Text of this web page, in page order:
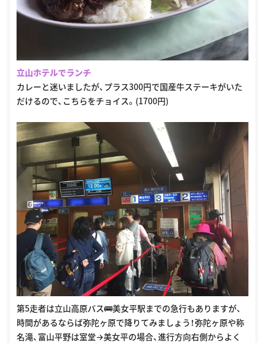
立山ホテルでランチ
カレーと迷いましたが、プラス300円で国産牛ステーキがいた
だけるので、こちらをチョイス。(1700円)
第5走者は立山高原バス🚌美女平駅までの急行もありますが、
時間があるならば弥陀ヶ原で降りてみましょう！弥陀ヶ原や称
名滝、富山平野は室堂→美女平の場合、進行方向右側からよく